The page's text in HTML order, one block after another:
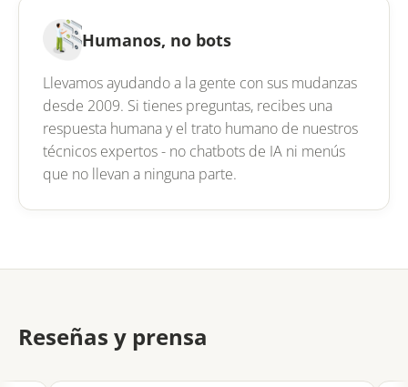
Humanos, no bots
Llevamos ayudando a la gente con sus mudanzas
desde 2009. Si tienes preguntas, recibes una
respuesta humana y el trato humano de nuestros
técnicos expertos - no chatbots de IA ni menús
que no llevan a ninguna parte.
Reseñas y prensa